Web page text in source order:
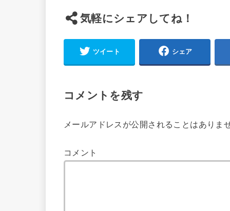
気軽にシェアしてね！
ツイート シェア
コメントを残す
メールアドレスが公開されることはありま
コメント